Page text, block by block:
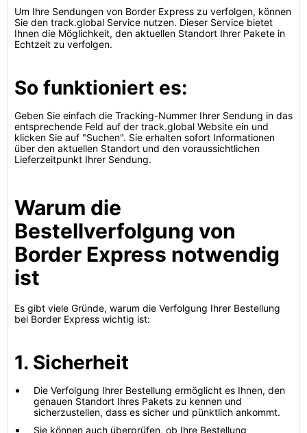
Um Ihre Sendungen von Border Express zu verfolgen, können
Sie den track.global Service nutzen. Dieser Service bietet
Ihnen die Möglichkeit, den aktuellen Standort Ihrer Pakete in
Echtzeit zu verfolgen.
So funktioniert es:
Geben Sie einfach die Tracking-Nummer Ihrer Sendung in das
entsprechende Feld auf der track.global Website ein und
klicken Sie auf "Suchen". Sie erhalten sofort Informationen
über den aktuellen Standort und den voraussichtlichen
Lieferzeitpunkt Ihrer Sendung.
Warum die
Bestellverfolgung von
Border Express notwendig
ist
Es gibt viele Gründe, warum die Verfolgung Ihrer Bestellung
bei Border Express wichtig ist:
1. Sicherheit
Die Verfolgung Ihrer Bestellung ermöglicht es Ihnen, den
genauen Standort Ihres Pakets zu kennen und
sicherzustellen, dass es sicher und pünktlich ankommt.
Sie können auch überprüfen, ob Ihre Bestellung